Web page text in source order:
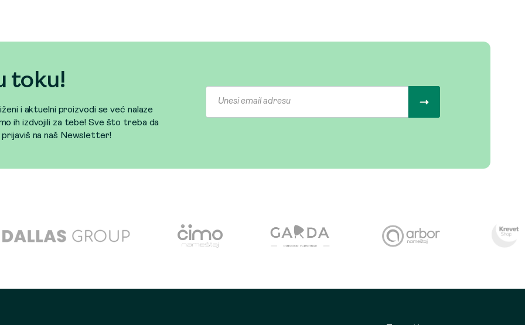
toku!
i aktuelni proizvodi se već nalaze
ih izdvojili za tebe! Sve što treba da
prijaviš na naš Newsletter!